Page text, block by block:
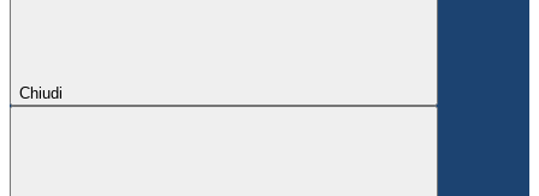
Chiudi